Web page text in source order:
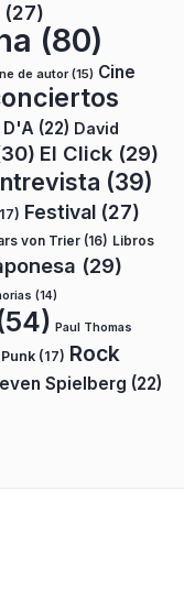
(27)
(80)
de autor(15) Cine
D'A (22) David
El Click (29)
(39)
Festival (27)
von Trier (16) Libros
(29)
(14)
Paul Thomas
Punk (17) Rock
Spielberg (22)